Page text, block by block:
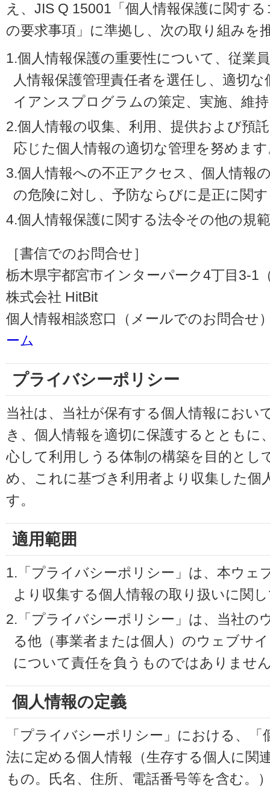
え、JIS Q 15001「個人情報保護に関す
の要求事項」に準拠し、次の取り組みを
1.個人情報保護の重要性について、従業
人情報保護管理責任者を選任し、適切
イアンスプログラムの策定、実施、維
2.個人情報の収集、利用、提供および預
応じた個人情報の適切な管理を努めま
3.個人情報への不正アクセス、個人情報
の危険に対し、予防ならびに是正に関
4.個人情報保護に関する法令その他の規
［書信でのお問合せ］
栃木県宇都宮市インターパーク4丁目3-1
株式会社 HitBit
個人情報相談窓口（メールでのお問合せ
ーム
プライバシーポリシー
当社は、当社が保有する個人情報におい
き、個人情報を適切に保護するとともに
心して利用しうる体制の構築を目的とし
め、これに基づき利用者より収集した個
す。
適用範囲
1.「プライバシーポリシー」は、本ウェ
より収集する個人情報の取り扱いに関
2.「プライバシーポリシー」は、当社の
る他（事業者または個人）のウェブサ
について責任を負うものではありませ
個人情報の定義
「プライバシーポリシー」における、
法に定める個人情報（生存する個人に関
もの。氏名、住所、電話番号等を含む。